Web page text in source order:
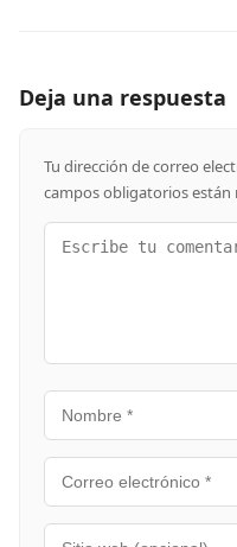
Deja una respuesta
Tu dirección de correo
campos obligatorios están